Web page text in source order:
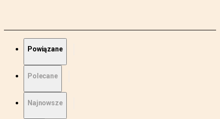
Powiązane
Polecane
Najnowsze